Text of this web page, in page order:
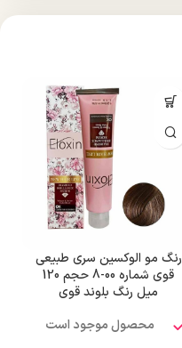
رنگ مو الوکسین سری طبیعی
قوی شماره 00-8 حجم 120
میل رنگ بلوند قوی
محصول موجود است